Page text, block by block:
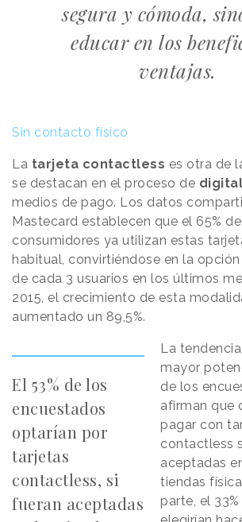
segura y cómoda,
educar en los
ventajas.
Sin contacto físico
La tarjeta contactless es otra de
se destacan en el proceso de
medios de pago. Los datos
Mastecard establecen que el 65%
consumidores ya utilizan estas
habitual, convirtiéndose en la
de cada 3 usuarios en los últimos
2015, el crecimiento de esta
aumentado un 89,5%.
El 53% de los
encuestados
optarían por
tarjetas
contactless, si
fueran aceptadas
La
mayor
de los
afirman que
pagar con
contactless
aceptadas
tiendas
parte, el